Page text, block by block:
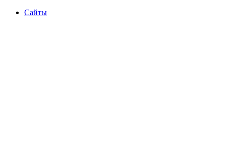
Сайты